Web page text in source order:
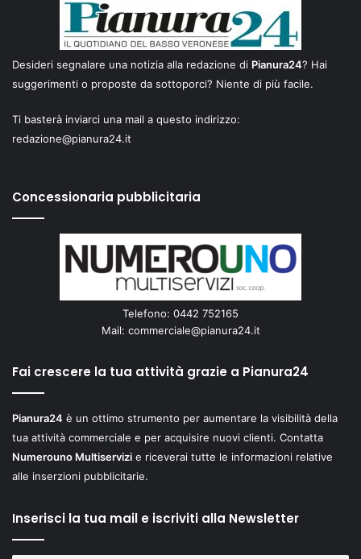
Desideri segnalare una notizia alla redazione di Pianura24? Hai
suggerimenti o proposte da sottoporci? Niente di più facile.
Ti basterà inviarci una mail a questo indirizzo:
redazione@pianura24.it
Concessionaria pubblicitaria
Telefono: 0442 752165
Mail: commerciale@pianura24.it
Fai crescere la tua attività grazie a Pianura24
Pianura24 è un ottimo strumento per aumentare la visibilità della
tua attività commerciale e per acquisire nuovi clienti. Contatta
Numerouno Multiservizi e riceverai tutte le informazioni relative
alle inserzioni pubblicitarie.
Inserisci la tua mail e iscriviti alla Newsletter